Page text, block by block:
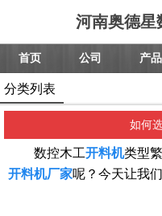
河南奥德星
首页 公司 产品
分类列表
如何
数控木工开料机类型
开料机厂家呢？今天让我